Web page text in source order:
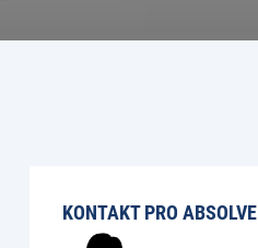
KONTAKT PRO